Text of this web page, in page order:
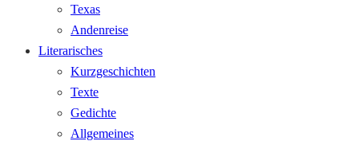
Texas
Andenreise
Literarisches
Kurzgeschichten
Texte
Gedichte
Allgemeines